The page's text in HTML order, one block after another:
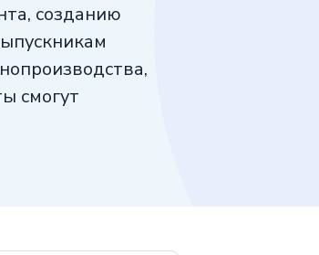
созданию
смогут